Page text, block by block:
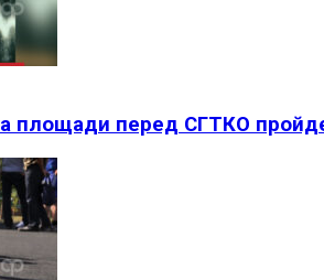
площади перед СГТКО